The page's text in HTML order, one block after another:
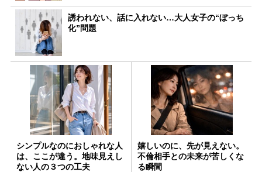
誘われない、話に入れない…大人女子の“ぼっち
化”問題
シンプルなのにおしゃれな人
は、ここが違う。地味見えし
ない人の３つの工夫
嬉しいのに、先が見えない。
不倫相手との未来が苦しくな
る瞬間